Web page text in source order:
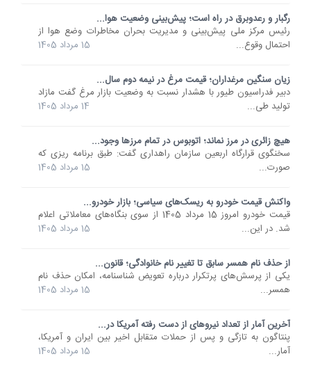
رگبار و رعدوبرق در راه است؛ پیش‌بینی وضعیت هوا...
رئیس مرکز ملی پیش‌بینی و مدیریت بحران مخاطرات وضع هوا از
احتمال وقوع...
15 مرداد 1405
زیان سنگین مرغداران؛ قیمت مرغ در نیمه دوم سال...
دبیر فدراسیون طیور با هشدار نسبت به وضعیت بازار مرغ گفت مازاد
تولید طی...
14 مرداد 1405
هیچ زائری در مرز نماند؛ اتوبوس در تمام مرزها وجود...
سخنگوی قرارگاه اربعین سازمان راهداری گفت: طبق برنامه ریزی که
صورت...
15 مرداد 1405
واکنش قیمت خودرو به ریسک‌های سیاسی؛ بازار خودرو...
قیمت خودرو امروز 15 مرداد 1405 از سوی بنگاه‌های معاملاتی اعلام
شد. در این...
15 مرداد 1405
از حذف نام همسر سابق تا تغییر نام خانوادگی؛ قانون...
یکی از پرسش‌های پرتکرار درباره تعویض شناسنامه، امکان حذف نام
همسر...
15 مرداد 1405
آخرین آمار از تعداد نیروهای از دست رفته آمریکا در...
پنتاگون به تازگی و پس از حملات متقابل اخیر بین ایران و آمریکا،
آمار...
15 مرداد 1405